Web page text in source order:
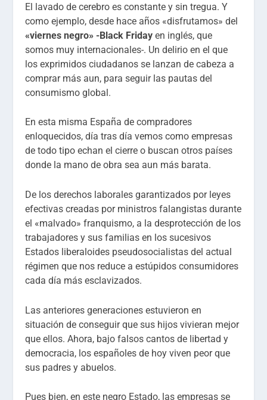
El lavado de cerebro es constante y sin tregua. Y
como ejemplo, desde hace años «disfrutamos» del
«viernes negro» -Black Fridayen inglés, que
somos muy internacionales-. Un delirio en el que
los exprimidos ciudadanos se lanzan de cabeza a
comprar más aun, para seguir las pautas del
consumismo global.
En esta misma España de compradores
enloquecidos, día tras día vemos como empresas
de todo tipo echan el cierre o buscan otros países
donde la mano de obra sea aun más barata.
De los derechos laborales garantizados por leyes
efectivas creadas por ministros falangistas durante
el «malvado» franquismo, a la desprotección de los
trabajadores y sus familias en los sucesivos
Estados liberaloides pseudosocialistas del actual
régimen que nos reduce a estúpidos consumidores
cada día más esclavizados.
Las anteriores generaciones estuvieron en
situación de conseguir que sus hijos vivieran mejor
que ellos. Ahora, bajo falsos cantos de libertad y
democracia, los españoles de hoy viven peor que
sus padres y abuelos.
Pues bien, en este negro Estado, las empresas se